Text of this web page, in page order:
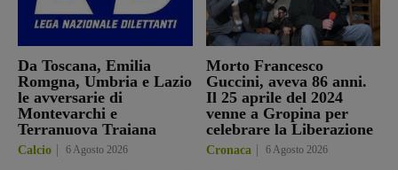
Da Toscana, Emilia
Romgna, Umbria e Lazio
le avversarie di
Montevarchi e
Terranuova Traiana
Calcio 6 Agosto 2026
Morto Francesco
Guccini, aveva 86 anni.
Il 25 aprile del 2024
venne a Gropina per
celebrare la Liberazione
Cronaca 6 Agosto 2026